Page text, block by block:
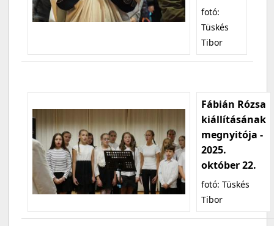
fotó:
Tüskés
Tibor
Fábián Rózsa
kiállításának
megnyitója -
2025.
október 22.
fotó: Tüskés
Tibor